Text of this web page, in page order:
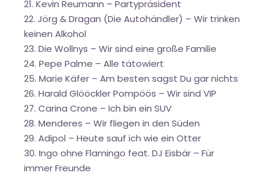
21. Kevin Reumann – Partypräsident
22. Jörg & Dragan (Die Autohändler) – Wir trinken
keinen Alkohol
23. Die Wollnys – Wir sind eine große Familie
24. Pepe Palme – Alle tätowiert
25. Marie Käfer – Am besten sagst Du gar nichts
26. Harald Glööckler Pompöös – Wir sind VIP
27. Carina Crone – Ich bin ein SUV
28. Menderes – Wir fliegen in den Süden
29. Adipol – Heute sauf ich wie ein Otter
30. Ingo ohne Flamingo feat. DJ Eisbär – Für
immer Freunde